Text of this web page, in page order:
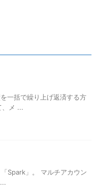
一括で繰り上げ返済する方
、メ ...
Spark」。 マルチアカウン